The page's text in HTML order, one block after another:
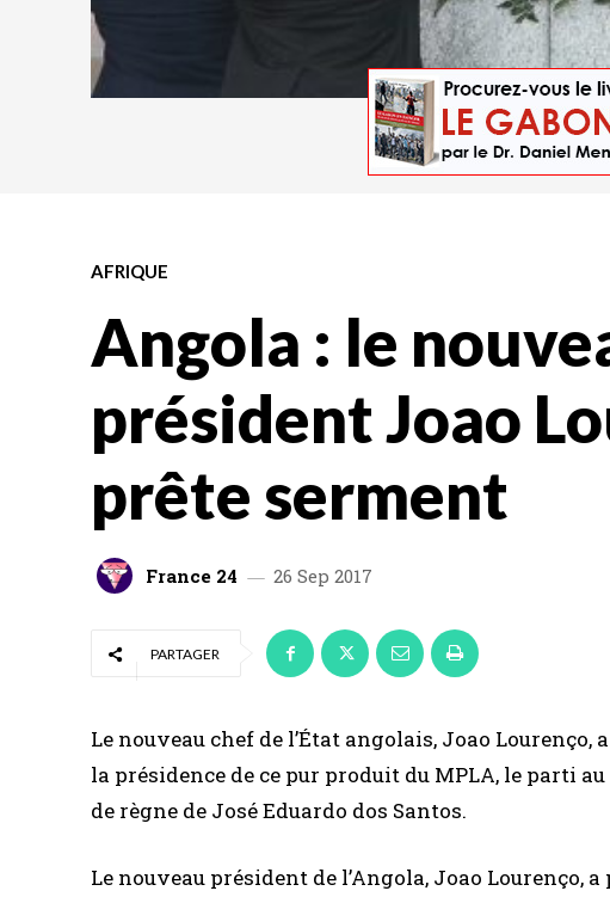
Le nouveau président angolais João Lourenço et son
AFRIQUE
Angola : le
président Joao
prête serment
France 24 26 Sep 2017
PARTAGER
Le nouveau chef de l’État angolais, Joao Lourenço,
la présidence de ce pur produit du MPLA, le parti
de règne de José Eduardo dos Santos.
Le nouveau président de l’Angola, Joao Lourenço,